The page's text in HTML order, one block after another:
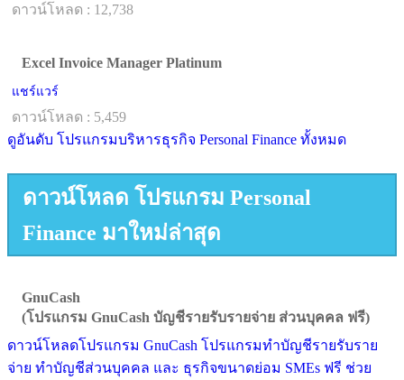
ดาวน์โหลด : 12,738
Excel Invoice Manager Platinum
แชร์แวร์
ดาวน์โหลด : 5,459
ดูอันดับ โปรแกรมบริหารธุรกิจ Personal Finance ทั้งหมด
ดาวน์โหลด โปรแกรม Personal
Finance มาใหม่ล่าสุด
GnuCash
(โปรแกรม GnuCash บัญชีรายรับรายจ่าย ส่วนบุคคล ฟรี)
ดาวน์โหลดโปรแกรม GnuCash โปรแกรมทำบัญชีรายรับราย
จ่าย ทำบัญชีส่วนบุคคล และ ธุรกิจขนาดย่อม SMEs ฟรี ช่วย